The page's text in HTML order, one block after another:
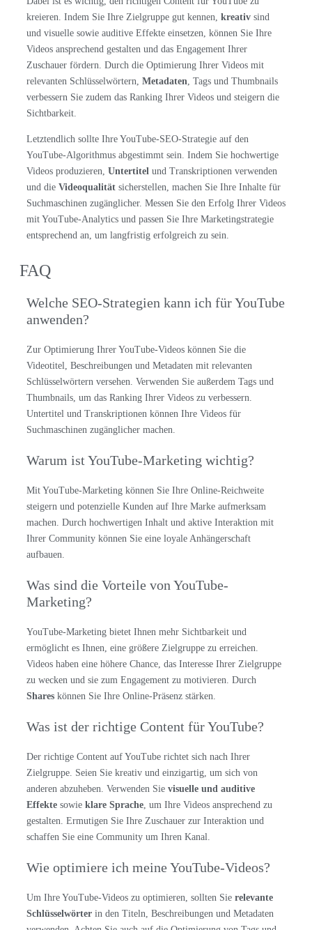
kreieren. Indem Sie Ihre Zielgruppe gut kennen, kreativ sind
und visuelle sowie auditive Effekte einsetzen, können Sie Ihre
Videos ansprechend gestalten und das Engagement Ihrer
Zuschauer fördern. Durch die Optimierung Ihrer Videos mit
relevanten Schlüsselwörtern, Metadaten , Tags und Thumbnails
verbessern Sie zudem das Ranking Ihrer Videos und steigern die
Sichtbarkeit.
Letztendlich sollte Ihre YouTube-SEO-Strategie auf den
YouTube-Algorithmus abgestimmt sein. Indem Sie hochwertige
Videos produzieren, Untertitel und Transkriptionen verwenden
und die Videoqualität sicherstellen, machen Sie Ihre Inhalte für
Suchmaschinen zugänglicher. Messen Sie den Erfolg Ihrer Videos
mit YouTube-Analytics und passen Sie Ihre Marketingstrategie
entsprechend an, um langfristig erfolgreich zu sein.
FAQ
Welche SEO-Strategien kann ich für YouTube
anwenden?
Zur Optimierung Ihrer YouTube-Videos können Sie die
Videotitel, Beschreibungen und Metadaten mit relevanten
Schlüsselwörtern versehen. Verwenden Sie außerdem Tags und
Thumbnails, um das Ranking Ihrer Videos zu verbessern.
Untertitel und Transkriptionen können Ihre Videos für
Suchmaschinen zugänglicher machen.
Warum ist YouTube-Marketing wichtig?
Mit YouTube-Marketing können Sie Ihre Online-Reichweite
steigern und potenzielle Kunden auf Ihre Marke aufmerksam
machen. Durch hochwertigen Inhalt und aktive Interaktion mit
Ihrer Community können Sie eine loyale Anhängerschaft
aufbauen.
Was sind die Vorteile von YouTube-
Marketing?
YouTube-Marketing bietet Ihnen mehr Sichtbarkeit und
ermöglicht es Ihnen, eine größere Zielgruppe zu erreichen.
Videos haben eine höhere Chance, das Interesse Ihrer Zielgruppe
zu wecken und sie zum Engagement zu motivieren. Durch
Shares können Sie Ihre Online-Präsenz stärken.
Was ist der richtige Content für YouTube?
Der richtige Content auf YouTube richtet sich nach Ihrer
Zielgruppe. Seien Sie kreativ und einzigartig, um sich von
anderen abzuheben. Verwenden Sie visuelle und auditive
Effekte sowie klare Sprache , um Ihre Videos ansprechend zu
gestalten. Ermutigen Sie Ihre Zuschauer zur Interaktion und
schaffen Sie eine Community um Ihren Kanal.
Wie optimiere ich meine YouTube-Videos?
Um Ihre YouTube-Videos zu optimieren, sollten Sie relevante
Schlüsselwörter in den Titeln, Beschreibungen und Metadaten